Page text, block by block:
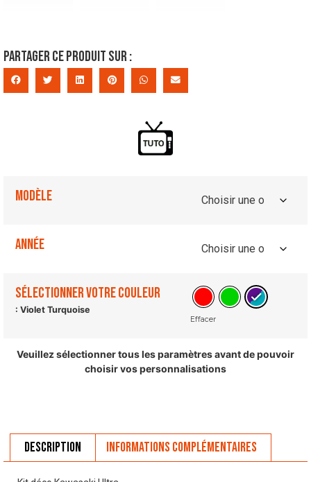
Partager ce produit sur :
Modèle
Année
Sélectionner votre couleur
: Violet Turquoise
Effacer
Veuillez sélectionner tous les paramètres avant de pouvoir
choisir vos personnalisations
Description Informations complémentaires